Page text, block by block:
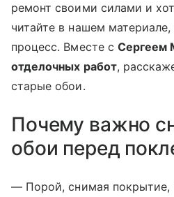
ремонт своими силами и
читайте в нашем материале,
процесс. Вместе с Сергеем
отделочных работ,
старые обои.
Почему важно
обои перед
— Порой, снимая покрытие,